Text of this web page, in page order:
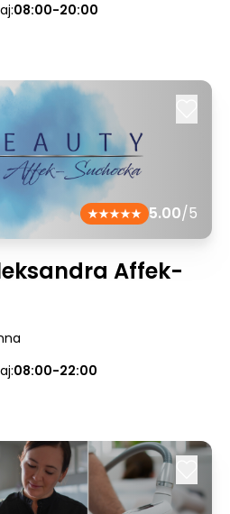
08:00-20:00
5.00/5
Affek-
08:00-22:00